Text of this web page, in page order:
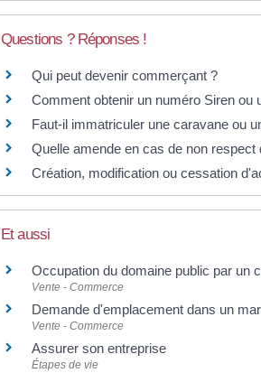
Questions ? Réponses !
Qui peut devenir commerçant ?
Comment obtenir un numéro Siren ou
Faut-il immatriculer une caravane ou
Quelle amende en cas de non
Création, modification ou cessation
Et aussi
Occupation du domaine public par un
Vente - Commerce
Demande d'emplacement dans un
Vente - Commerce
Assurer son entreprise
Étapes de vie